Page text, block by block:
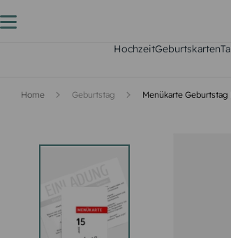
HochzeitGeburtskarten
Home Geburtstag Menükarte Geburtstag